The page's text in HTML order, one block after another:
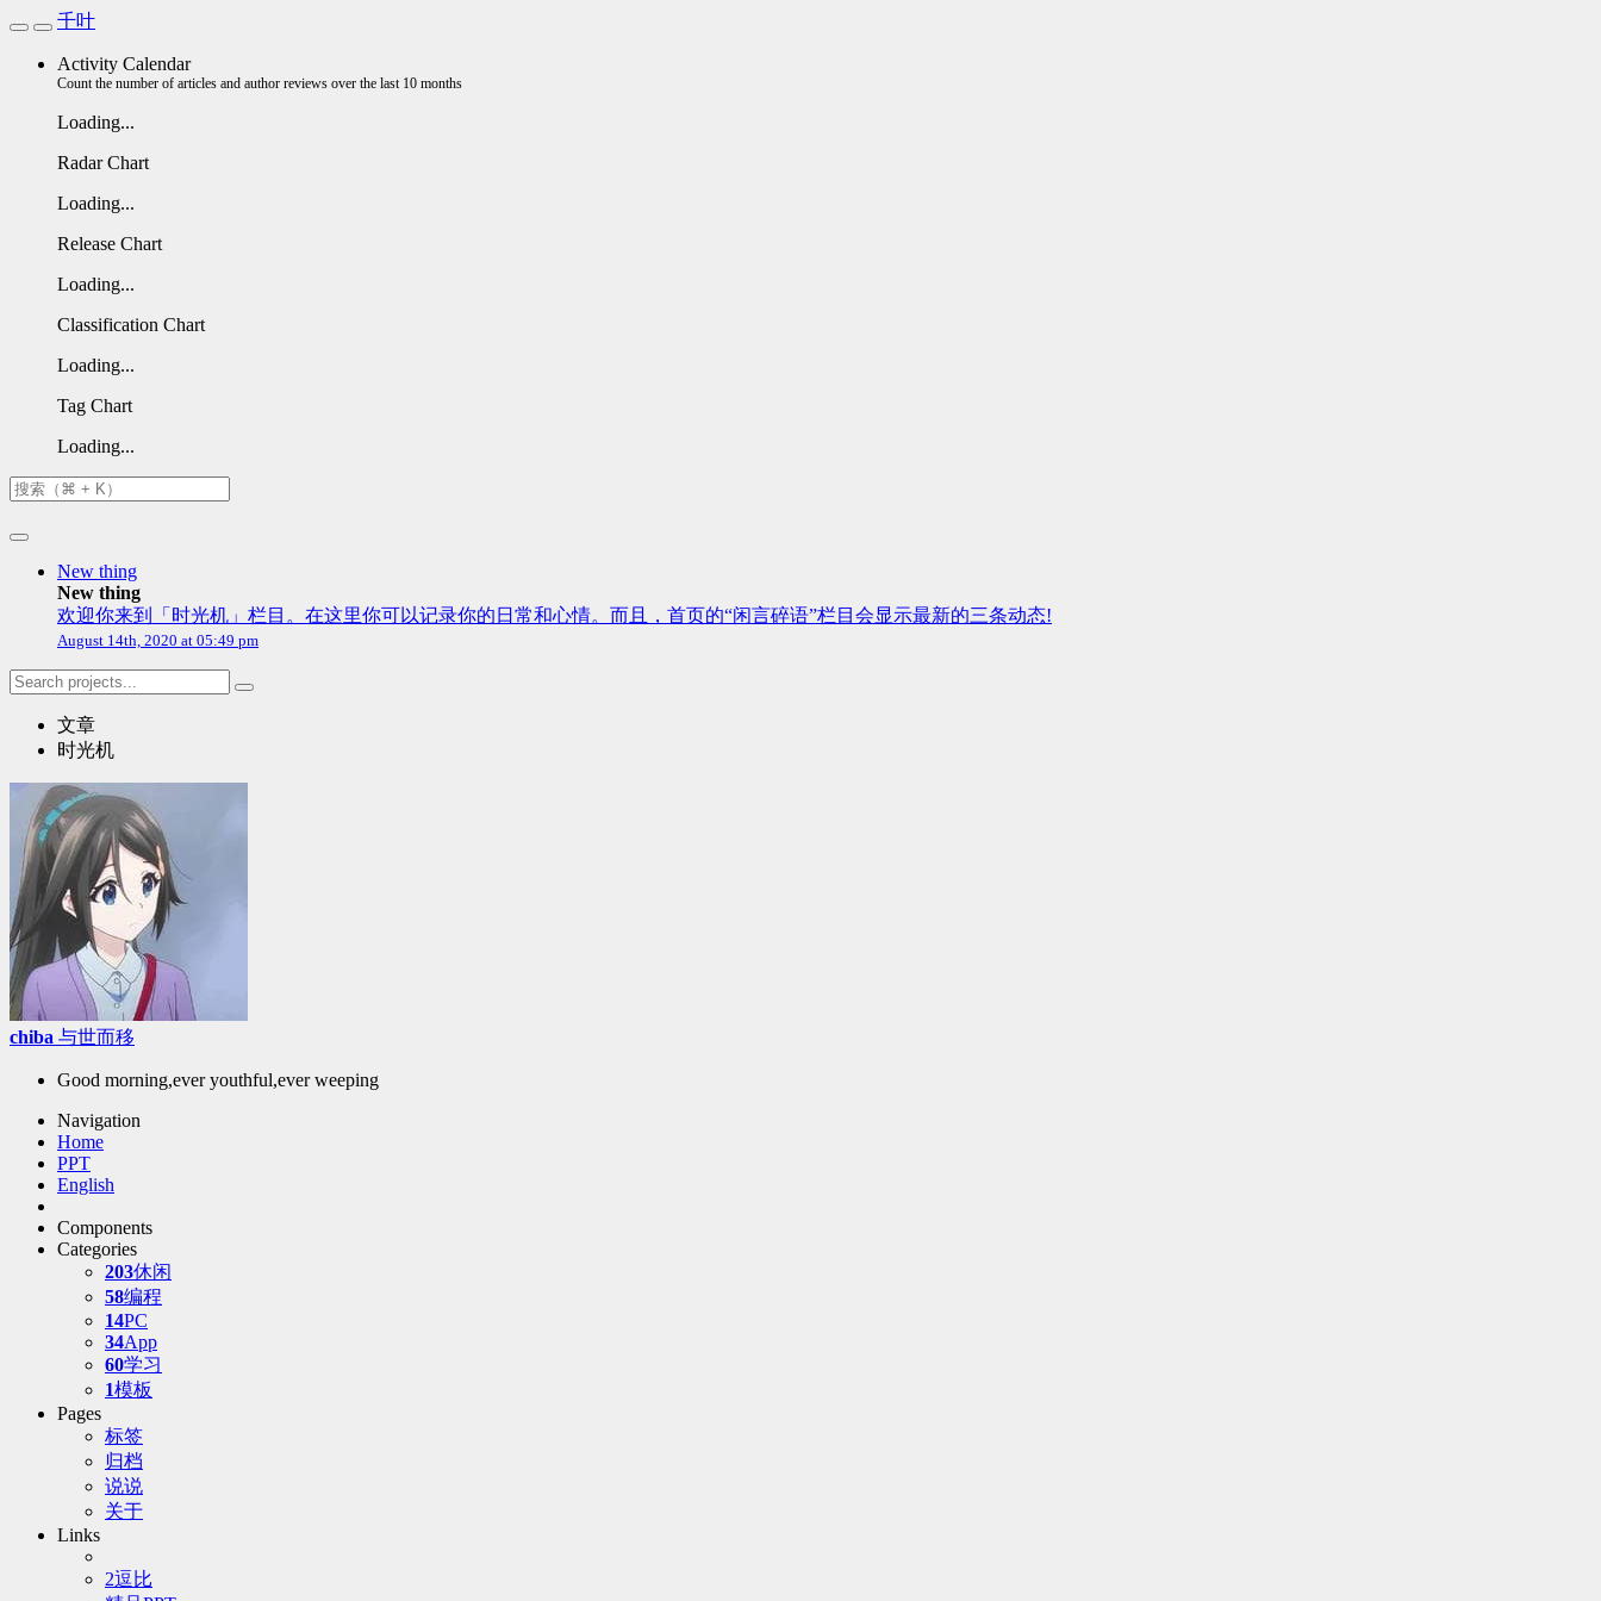
千叶
Activity Calendar
Count the number of articles and author reviews over the last 10 months
Loading...
Radar Chart
Loading...
Release Chart
Loading...
Classification Chart
Loading...
Tag Chart
Loading...
New thing
New thing
欢迎你来到「时光机」栏目。在这里你可以记录你的日常和心情。而且，首页的“闲言碎语”栏目会显示最新的三条动态!
August 14th, 2020 at 05:49 pm
文章
时光机
chiba 与世而移
Good morning,ever youthful,ever weeping
Navigation
Home
PPT
English
Components
Categories
203休闲
58编程
14PC
34App
60学习
1模板
Pages
标签
归档
说说
关于
Links
2逗比